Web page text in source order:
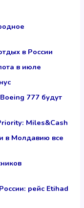
в России
в июле
777 будут
Miles&Cash
в Молдавию все
рейс Etihad